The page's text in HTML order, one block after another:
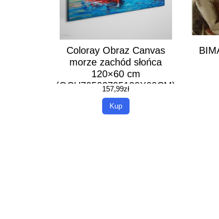
Coloray Obraz Canvas
morze zachód słońca
120×60 cm
(OCH70502795120X60CM)
157,99zł
Kup